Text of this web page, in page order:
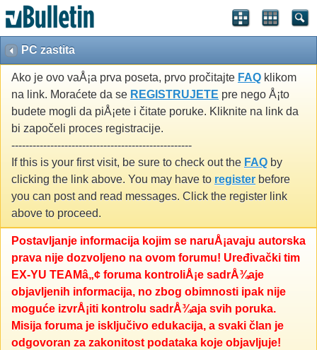
PC zastita
Ako je ovo vaÅ¡a prva poseta, prvo pročitajte FAQ klikom
na link. Moraćete da se REGISTRUJETE pre nego Å¡to
budete mogli da piÅ¡ete i čitate poruke. Kliknite na link da
bi započeli proces registracije.
---------------------------------------------------
If this is your first visit, be sure to check out the FAQ by
clicking the link above. You may have to register before
you can post and read messages. Click the register link
above to proceed.
Postavljanje informacija kojim se naruÅ¡avaju autorska
prava nije dozvoljeno na ovom forumu! Uređivački tim
EX-YU TEAMâ„¢ foruma kontroliÅ¡e sadrÅ¾aje
objavljenih informacija, no zbog obimnosti ipak nije
moguće izvrÅ¡iti kontrolu sadrÅ¾aja svih poruka.
Misija foruma je isključivo edukacija, a svaki član je
odgovoran za zakonitost podataka koje objavljuje!